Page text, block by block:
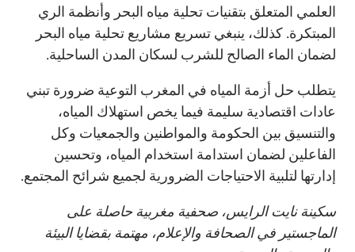
العلمي المتعلق بتقنيات تحلية مياه البحر وأنظمة الري
المبتكرة. كذلك، ينبغي تسريع مشاريع تحلية مياه البحر
لضمان الماء الصالح للشرب لسكان المدن الساحلية.
يتطلب حل أزمة المياه في المغرب التوعية ضرورة تبني
عادات اقتصادية سليمة فيما يخص استهلاك المياه،
والتنسيق بين الحكومة والمواطنين والجمعيات وكل
الفاعلين لضمان استدامة استخدام المياه، وتحسين
إدارتها لتلبية الاحتياجات الضرورية لجميع شرائح المجتمع.
سكينة نايت الرايس، صحفية مغربية حاصلة على
الماجستير في الصحافة والإعلام، مهتمة بقضايا البيئة